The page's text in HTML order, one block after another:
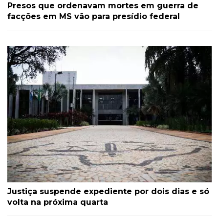
Presos que ordenavam mortes em guerra de
facções em MS vão para presídio federal
Justiça suspende expediente por dois dias e só
volta na próxima quarta